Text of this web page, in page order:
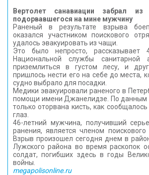
Вертолет санавиации забрал
подорвавшегося на мине мужчину
Раненый в результате взрыва
оказался участником поискового
удалось эвакуировать из чащи.
Это было непросто, рассказывает
Национальной службы
приземлиться в густом лесу, и
пришлось нести его на себе до места,
судно выбрало для посадки.
Медики эвакуировали раненого в
помощи имени Джанелидзе. По данным
только оторвана кисть, как
глаз.
46-летний мужчина, получивший
ранения, является членом поискового
Взрыв произошел сегодня днем в
Лужского района во время раскопок
солдат, погибших здесь в годы
войны.
megapolisonline.ru